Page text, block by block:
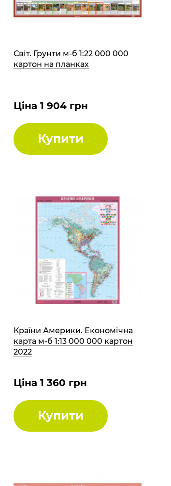
Світ. Грунти м-б 1:22 000 000
картон на планках
Ціна 1 904 грн
Купити
Країни Америки. Економічна
карта м-б 1:13 000 000 картон
2022
Ціна 1 360 грн
Купити